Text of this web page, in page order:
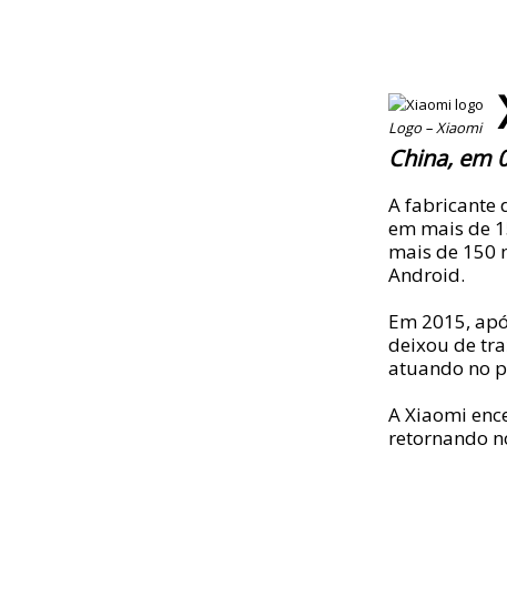
Logo – Xiaomi
China, em
A fabricante
em mais de
mais de 150
Android.
Em 2015,
deixou de
atuando no
A Xiaomi
retornando